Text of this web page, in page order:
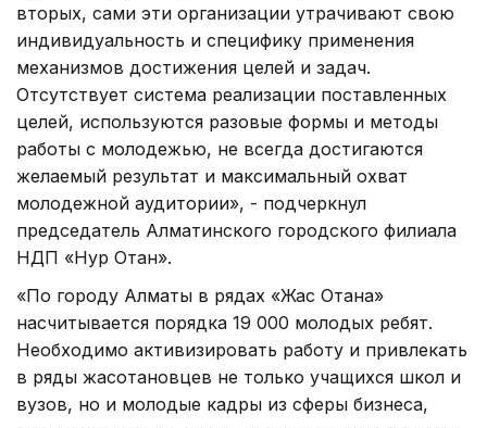
вторых, сами эти организации утрачивают свою
индивидуальность и специфику применения
механизмов достижения целей и задач.
Отсутствует система реализации поставленных
целей, используются разовые формы и методы
работы с молодежью, не всегда достигаются
желаемый результат и максимальный охват
молодежной аудитории», - подчеркнул
председатель Алматинского городского филиала
НДП «Нур Отан».
«По городу Алматы в рядах «Жас Отана»
насчитывается порядка 19 000 молодых ребят.
Необходимо активизировать работу и привлекать
в ряды жасотановцев не только учащихся школ и
вузов, но и молодые кадры из сферы бизнеса,